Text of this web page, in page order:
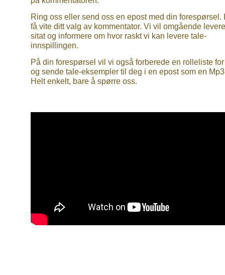
Ring oss eller send oss en epost med din forespørsel.
få vite ditt valg av kommentator. Vi vil omgående
sitat og informere om hvor raskt vi kan levere tale-
innspillingen.
På din forespørsel vil vi også forberede en rolleliste
og sende tale-eksempler til deg i en epost som en
Helt enkelt, bare å spørre oss.